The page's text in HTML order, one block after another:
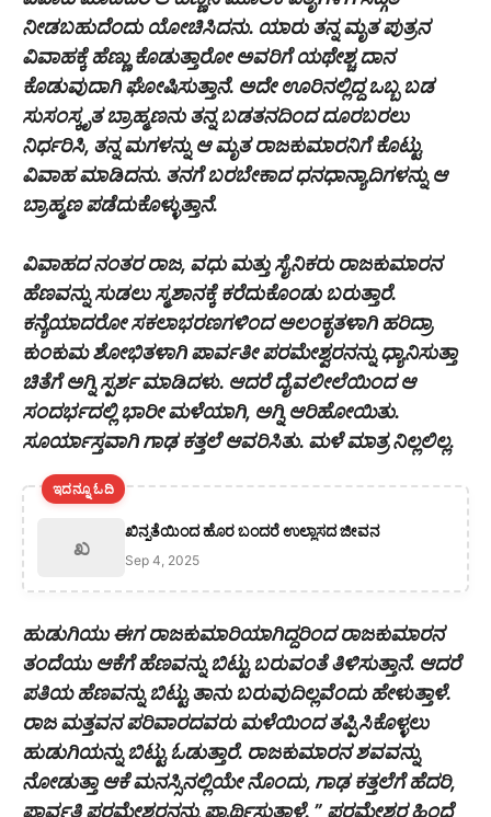
ನೀಡಬಹುದೆಂದು ಯೋಚಿಸಿದನು. ಯಾರು ತನ್ನ ಮೃತ ಪುತ್ರನ
ವಿವಾಹಕ್ಕೆ ಹೆಣ್ಣು ಕೊಡುತ್ತಾರೋ ಅವರಿಗೆ ಯಥೇಶ್ಚ ದಾನ
ಕೊಡುವುದಾಗಿ ಘೋಷಿಸುತ್ತಾನೆ. ಅದೇ ಊರಿನಲ್ಲಿದ್ದ ಒಬ್ಬ ಬಡ
ಸುಸಂಸ್ಕೃತ ಬ್ರಾಹ್ಮಣನು ತನ್ನ ಬಡತನದಿಂದ ದೂರಬರಲು
ನಿರ್ಧರಿಸಿ, ತನ್ನ ಮಗಳನ್ನು ಆ ಮೃತ ರಾಜಕುಮಾರನಿಗೆ ಕೊಟ್ಟು
ವಿವಾಹ ಮಾಡಿದನು. ತನಗೆ ಬರಬೇಕಾದ ಧನಧಾನ್ಯಾದಿಗಳನ್ನು ಆ
ಬ್ರಾಹ್ಮಣ ಪಡೆದುಕೊಳ್ಳುತ್ತಾನೆ.
ವಿವಾಹದ ನಂತರ ರಾಜ, ವಧು ಮತ್ತು ಸೈನಿಕರು ರಾಜಕುಮಾರನ
ಹೆಣವನ್ನು ಸುಡಲು ಸ್ಮಶಾನಕ್ಕೆ ಕರೆದುಕೊಂಡು ಬರುತ್ತಾರೆ.
ಕನ್ಯೆಯಾದರೋ ಸಕಲಾಭರಣಗಳಿಂದ ಅಲಂಕೃತಳಾಗಿ ಹರಿದ್ರಾ
ಕುಂಕುಮ ಶೋಭಿತಳಾಗಿ ಪಾರ್ವತೀ ಪರಮೇಶ್ವರನನ್ನು ಧ್ಯಾನಿಸುತ್ತಾ
ಚಿತೆಗೆ ಅಗ್ನಿ ಸ್ಪರ್ಶ ಮಾಡಿದಳು. ಆದರೆ ದೈವಲೀಲೆಯಿಂದ ಆ
ಸಂದರ್ಭದಲ್ಲಿ ಭಾರೀ ಮಳೆಯಾಗಿ, ಅಗ್ನಿ ಆರಿಹೋಯಿತು.
ಸೂರ್ಯಾಸ್ತವಾಗಿ ಗಾಢ ಕತ್ತಲೆ ಆವರಿಸಿತು. ಮಳೆ ಮಾತ್ರ ನಿಲ್ಲಲಿಲ್ಲ.
ಇದನ್ನೂ ಓದಿ
ಖ
ಖಿನ್ನತೆಯಿಂದ ಹೊರ ಬಂದರೆ ಉಲ್ಲಾಸದ ಜೀವನ
Sep 4, 2025
ಹುಡುಗಿಯು ಈಗ ರಾಜಕುಮಾರಿಯಾಗಿದ್ದರಿಂದ ರಾಜಕುಮಾರನ
ತಂದೆಯು ಆಕೆಗೆ ಹೆಣವನ್ನು ಬಿಟ್ಟು ಬರುವಂತೆ ತಿಳಿಸುತ್ತಾನೆ. ಆದರೆ
ಪತಿಯ ಹೆಣವನ್ನು ಬಿಟ್ಟು ತಾನು ಬರುವುದಿಲ್ಲವೆಂದು ಹೇಳುತ್ತಾಳೆ.
ರಾಜ ಮತ್ತವನ ಪರಿವಾರದವರು ಮಳೆಯಿಂದ ತಪ್ಪಿಸಿಕೊಳ್ಳಲು
ಹುಡುಗಿಯನ್ನು ಬಿಟ್ಟು ಓಡುತ್ತಾರೆ. ರಾಜಕುಮಾರನ ಶವವನ್ನು
ನೋಡುತ್ತಾ ಆಕೆ ಮನಸ್ಸಿನಲ್ಲಿಯೇ ನೊಂದು, ಗಾಢ ಕತ್ತಲೆಗೆ ಹೆದರಿ,
ಪಾರ್ವತಿ ಪರಮೇಶ್ವರನನ್ನು ಪ್ರಾರ್ಥಿಸುತ್ತಾಳೆ. ” ಪರಮೇಶ್ವರ ಹಿಂದೆ